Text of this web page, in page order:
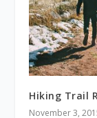
Hiking Trail
November 3,